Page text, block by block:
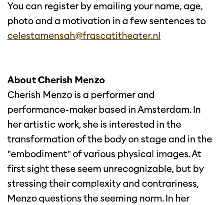
You can register by emailing your name, age,
photo and a motivation in a few sentences to
celestamensah@frascatitheater.nl
About Cherish Menzo
Cherish Menzo is a performer and
performance-maker based in Amsterdam. In
her artistic work, she is interested in the
transformation of the body on stage and in the
"embodiment" of various physical images. At
first sight these seem unrecognizable, but by
stressing their complexity and contrariness,
Menzo questions the seeming norm. In her